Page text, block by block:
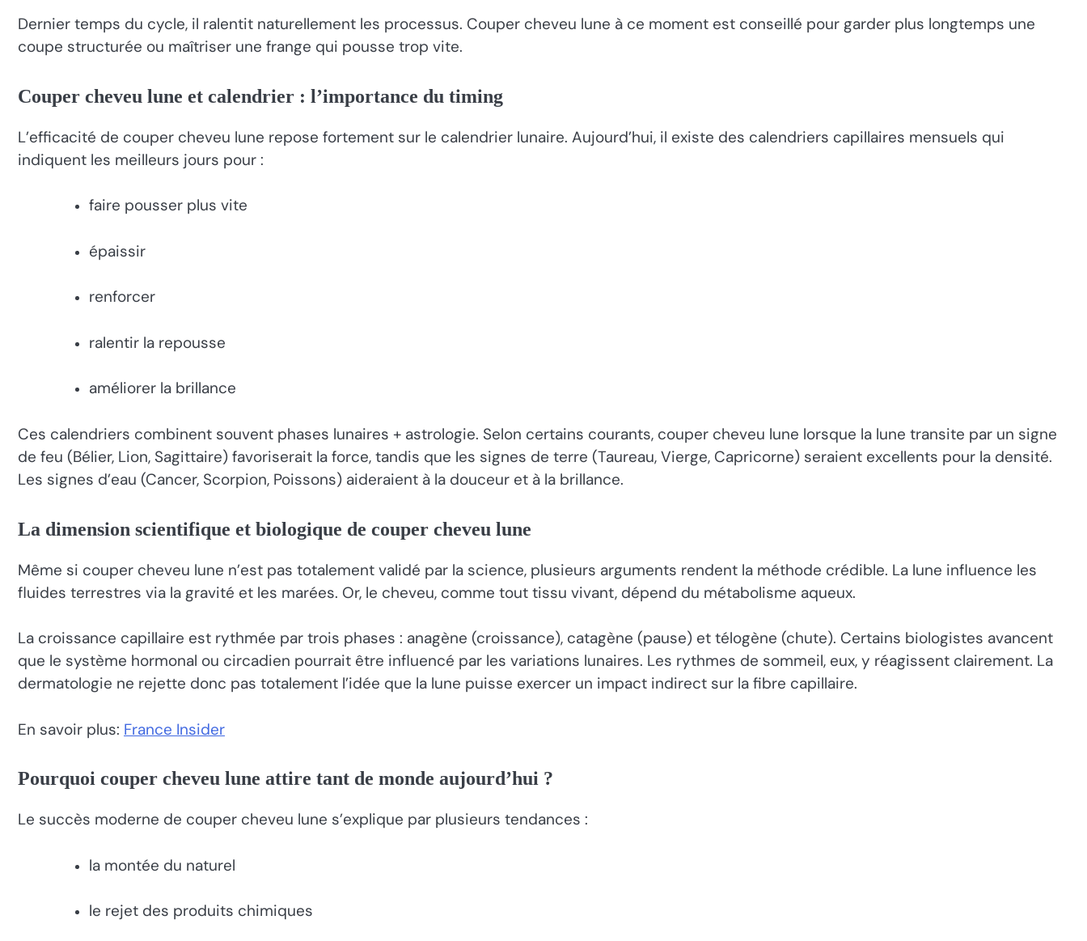
Dernier temps du cycle, il ralentit naturellement les processus. Couper cheveu lune à ce moment est conseillé pour garder plus longtemps une
coupe structurée ou maîtriser une frange qui pousse trop vite.
Couper cheveu lune et calendrier : l’importance du timing
L’efficacité de couper cheveu lune repose fortement sur le calendrier lunaire. Aujourd’hui, il existe des calendriers capillaires mensuels qui
indiquent les meilleurs jours pour :
faire pousser plus vite
épaissir
renforcer
ralentir la repousse
améliorer la brillance
Ces calendriers combinent souvent phases lunaires + astrologie. Selon certains courants, couper cheveu lune lorsque la lune transite par un signe
de feu (Bélier, Lion, Sagittaire) favoriserait la force, tandis que les signes de terre (Taureau, Vierge, Capricorne) seraient excellents pour la densité.
Les signes d’eau (Cancer, Scorpion, Poissons) aideraient à la douceur et à la brillance.
La dimension scientifique et biologique de couper cheveu lune
Même si couper cheveu lune n’est pas totalement validé par la science, plusieurs arguments rendent la méthode crédible. La lune influence les
fluides terrestres via la gravité et les marées. Or, le cheveu, comme tout tissu vivant, dépend du métabolisme aqueux.
La croissance capillaire est rythmée par trois phases : anagène (croissance), catagène (pause) et télogène (chute). Certains biologistes avancent
que le système hormonal ou circadien pourrait être influencé par les variations lunaires. Les rythmes de sommeil, eux, y réagissent clairement. La
dermatologie ne rejette donc pas totalement l’idée que la lune puisse exercer un impact indirect sur la fibre capillaire.
En savoir plus: France Insider
Pourquoi couper cheveu lune attire tant de monde aujourd’hui ?
Le succès moderne de couper cheveu lune s’explique par plusieurs tendances :
la montée du naturel
le rejet des produits chimiques